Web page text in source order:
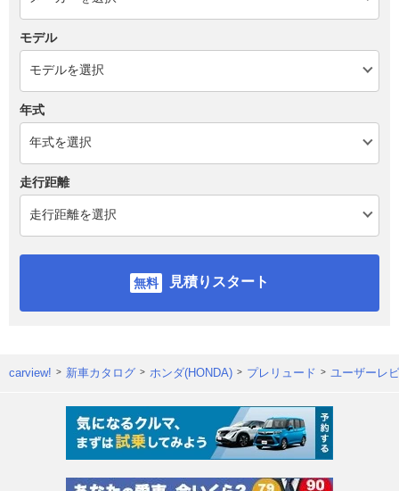
モデル
年式
走行距離
見積りスタート
carview! 新車カタログ ホンダ(HONDA) プレリュード ユーザーレ